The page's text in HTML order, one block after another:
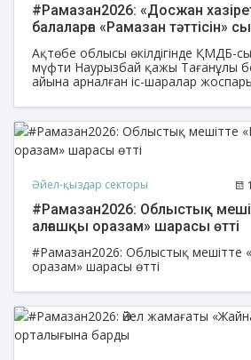
#Рамазан2026: «Досжан
балаларға «Рамазан тәттісін»
Ақтөбе облысы өкілдігінде ҚМДБ-
мүфти Наурызбай қажы Тағанұлы
айына арналған іс-шаралар
Ақжарқын Жилисбаеваның
«Рамазан тәттісі» акциясы
жамағатының балаларына
Әйел-қыздар секторы
#Рамазан2026: Облыстық
алғашқы оразам» шарасы өтті
#Рамазан2026: Облыстық мешітте
оразам» шарасы өтті